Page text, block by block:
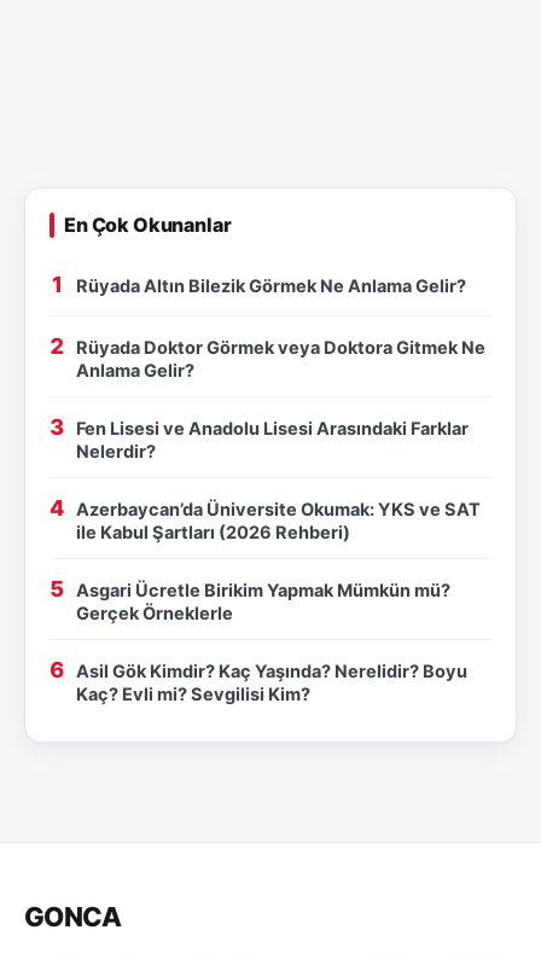
En Çok Okunanlar
Rüyada Altın Bilezik Görmek Ne Anlama Gelir?
Rüyada Doktor Görmek veya Doktora Gitmek Ne
Anlama Gelir?
Fen Lisesi ve Anadolu Lisesi Arasındaki Farklar
Nelerdir?
Azerbaycan’da Üniversite Okumak: YKS ve SAT
ile Kabul Şartları (2026 Rehberi)
Asgari Ücretle Birikim Yapmak Mümkün mü?
Gerçek Örneklerle
Asil Gök Kimdir? Kaç Yaşında? Nerelidir? Boyu
Kaç? Evli mi? Sevgilisi Kim?
GONCA